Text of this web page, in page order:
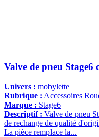
Valve de pneu
Univers : mobylette
Rubrique : Accessoires
Marque : Stage6
Descriptif : Valve de pneu
de rechange de qualité
La pièce remplace la...